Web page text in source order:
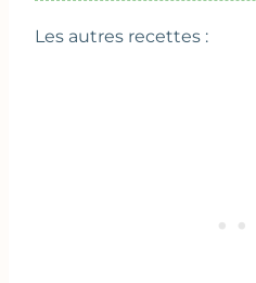
Les autres recettes :